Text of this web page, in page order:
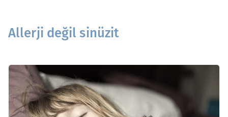
Allerji değil sinüzit